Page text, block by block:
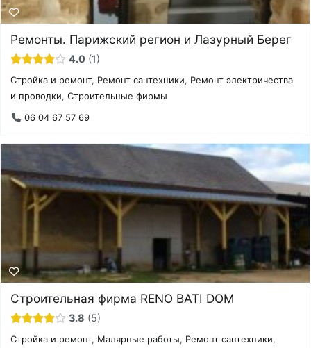
Ремонты. Парижский регион и Лазурный Берег
4.0 1
Стройка и ремонт, Ремонт сантехники, Ремонт электричества
и проводки,Строительные фирмы
06 04 67 57 69
Строительная фирма RENO BATI DOM
3.8 5
Стройка и ремонт, Малярные работы, Ремонт сантехники,